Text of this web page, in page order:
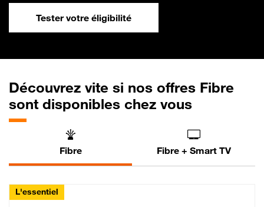
Tester votre éligibilité
Découvrez vite si nos offres Fibre
sont disponibles chez vous
Fibre Fibre + Smart TV
L'essentiel